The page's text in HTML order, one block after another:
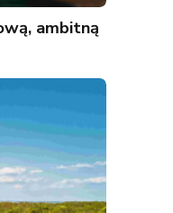
ambitną